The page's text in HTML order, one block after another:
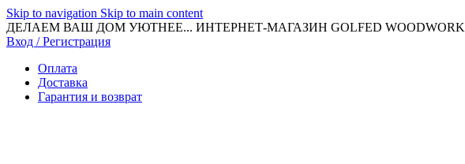
Skip to navigation Skip to main content
ДЕЛАЕМ ВАШ ДОМ УЮТНЕЕ... ИНТЕРНЕТ-МАГАЗИН GOLFED WOODWORK
Вход / Регистрация
Оплата
Доставка
Гарантия и возврат